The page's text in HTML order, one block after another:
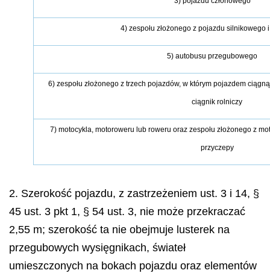
4) zespołu złożonego z pojazdu silnikowego
5) autobusu przegubowego
6) zespołu złożonego z trzech pojazdów, w którym pojazdem
ciągnik rolniczy
7) motocykla, motoroweru lub roweru oraz zespołu złożonego z
przyczepy
2. Szerokość pojazdu, z zastrzeżeniem ust. 3 i 14, §
45 ust. 3 pkt 1, § 54 ust. 3, nie może przekraczać
2,55 m; szerokość ta nie obejmuje lusterek na
przegubowych wysięgnikach, świateł
umieszczonych na bokach pojazdu oraz elementów